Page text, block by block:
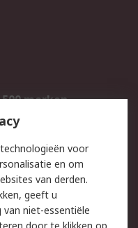
merken
veiligheid
voor
en om
van derden.
geeft u
niet-essentiële